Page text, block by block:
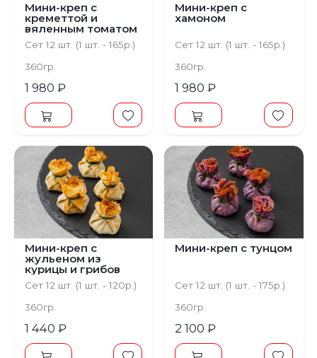
Мини-креп с
креметтой и
вяленным томатом
Сет 12 шт. (1 шт. - 165р.)
360гр.
1 980 ₽
Мини-креп с
хамоном
Сет 12 шт. (1 шт. - 165р.)
360гр.
1 980 ₽
Мини-креп с
жульеном из
курицы и грибов
Сет 12 шт. (1 шт. - 120р.)
360гр.
1 440 ₽
Мини-креп с тунцом
Сет 12 шт. (1 шт. - 175р.)
360гр.
2 100 ₽